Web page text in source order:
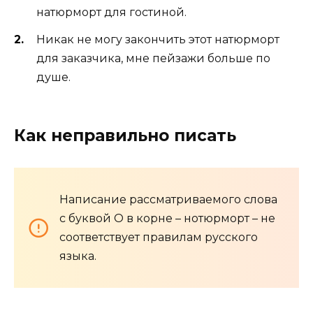
натюрморт для гостиной.
Никак не могу закончить этот натюрморт
для заказчика, мне пейзажи больше по
душе.
Как неправильно писать
Написание рассматриваемого слова
с буквой О в корне – нотюрморт – не
соответствует правилам русского
языка.